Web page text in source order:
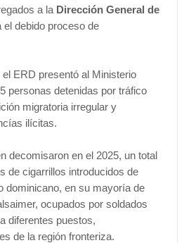
a la Dirección General de
debido proceso de
ERD presentó al Ministerio
personas detenidas por tráfico
migratoria irregular y
ilícitas.
decomisaron en el 2025, un total
de cigarrillos introducidos de
dominicano, en su mayoría de
ocupados por soldados
diferentes puestos,
de la región fronteriza.